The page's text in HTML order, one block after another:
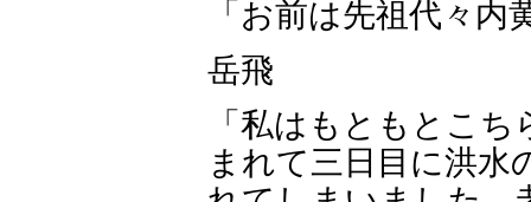
「お前は先祖代々
岳飛
「私はもともとこ
まれて三日目に洪水